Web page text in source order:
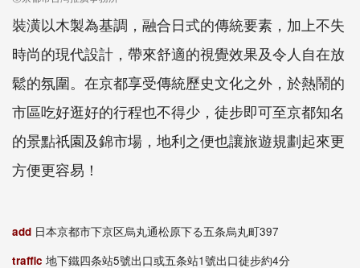
裝潢以木製為基調，融合日式的傳統要素，加上不失
時尚的現代設計，帶來舒適的視覺效果及令人自在放
鬆的氛圍。在京都享受傳統歷史文化之外，於熱鬧的
市區吃好逛好的行程也不得少，徒步即可至京都知名
的景點祇園及錦市場，地利之便也讓旅遊規劃起來更
方便更容易！
add 日本京都市下京区烏丸通松原下る五条烏丸町397
traffic 地下鐵四条站5號出口或五条站1號出口徒步約4分